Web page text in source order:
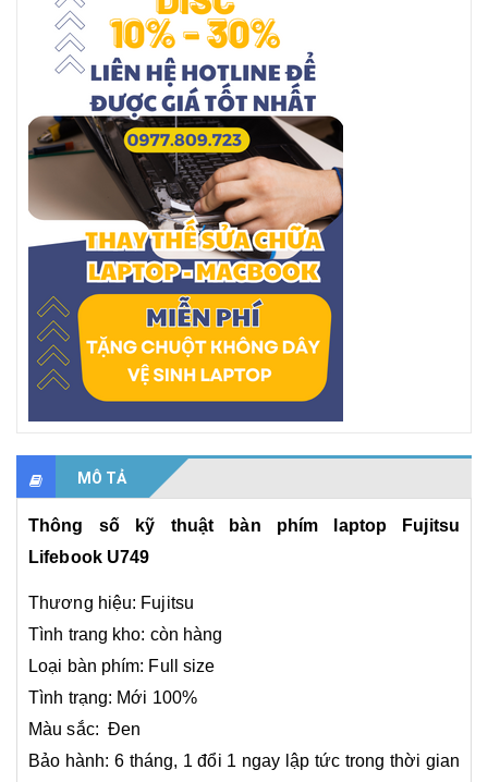
MÔ TẢ
Thông số kỹ thuật bàn phím laptop Fujitsu
Lifebook U749
Thương hiệu: Fujitsu
Tình trang kho: còn hàng
Loại bàn phím: Full size
Tình trạng: Mới 100%
Màu sắc: Đen
Bảo hành: 6 tháng, 1 đổi 1 ngay lập tức trong thời gian